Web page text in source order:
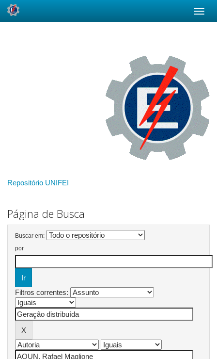
Repositório UNIFEI
Página de Busca
Buscar em:
por
Filtros correntes: